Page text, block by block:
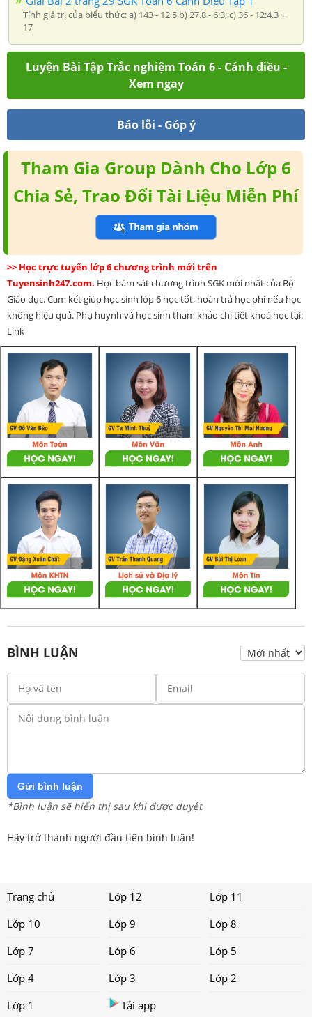
Tính giá trị của biểu thức: a) 143 - 12.5 b) 27.8 - 6:3; c) 36 - 12:4.3 +
17
Luyện Bài Tập Trắc nghiệm Toán 6 - Cánh diều -
Xem ngay
Báo lỗi - Góp ý
Tham Gia Group Dành Cho Lớp 6
Chia Sẻ, Trao Đổi Tài Liệu Miễn Phí
>> Học trực tuyến lớp 6 chương trình mới trên
Tuyensinh247.com. Học bám sát chương trình SGK mới nhất của Bộ
Giáo dục. Cam kết giúp học sinh lớp 6 học tốt, hoàn trả học phí nếu học
không hiệu quả. Phụ huynh và học sinh tham khảo chi tiết khoá học tại:
Link
BÌNH LUẬN
Gửi bình luận
*Bình luận sẽ hiển thị sau khi được duyệt
Hãy trở thành người đầu tiên bình luận!
Trang chủ Lớp 12
Lớp 11
Lớp 10
Lớp 9
Lớp 8
Lớp 7
Lớp 6
Lớp 5
Lớp 4
Lớp 3
Lớp 2
Lớp 1
Tải app